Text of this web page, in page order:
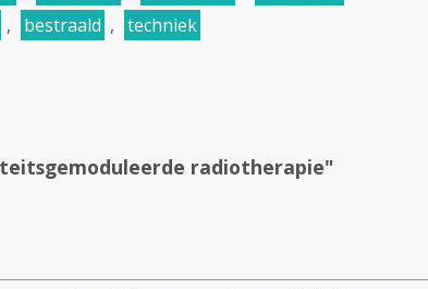
, bestraald , techniek
radiotherapie"